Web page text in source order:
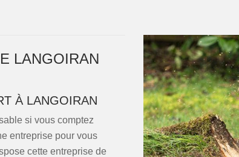
LANGOIRAN
À LANGOIRAN
si vous comptez
entreprise pour vous
cette entreprise de